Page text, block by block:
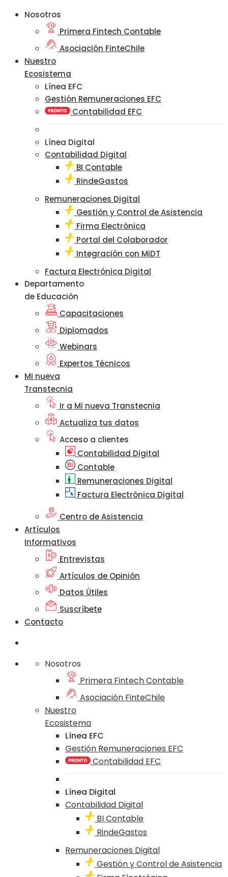
Nosotros
Primera Fintech Contable
Asociación FinteChile
Nuestro
Ecosistema
Línea EFC
Gestión Remuneraciones EFC
Contabilidad EFC
Línea Digital
Contabilidad Digital
BI Contable
RindeGastos
Remuneraciones Digital
Gestión y Control de Asistencia
Firma Electrónica
Portal del Colaborador
Integración con MiDT
Factura Electrónica Digital
Departamento
de Educación
Capacitaciones
Diplomados
Webinars
Expertos Técnicos
Mi nueva
Transtecnia
Ir a Mi nueva Transtecnia
Actualiza tus datos
Acceso a clientes
Contabilidad Digital
Contable
Remuneraciones Digital
Factura Electrónica Digital
Centro de Asistencia
Artículos
Informativos
Entrevistas
Artículos de Opinión
Datos Útiles
Suscríbete
Contacto
Nosotros
Primera Fintech Contable
Asociación FinteChile
Nuestro
Ecosistema
Línea EFC
Gestión Remuneraciones EFC
Contabilidad EFC
Línea Digital
Contabilidad Digital
BI Contable
RindeGastos
Remuneraciones Digital
Gestión y Control de Asistencia